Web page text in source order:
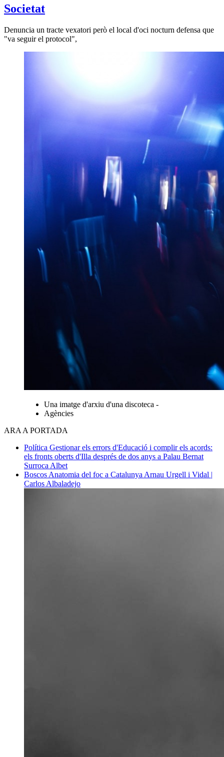
Societat
Denuncia un tracte vexatori però el local d'oci nocturn defensa que
"va seguir el protocol",
Una imatge d'arxiu d'una discoteca -
Agències
ARA A PORTADA
Política Gestionar els errors d'Educació i complir els acords:
els fronts oberts d'Illa després de dos anys a Palau Bernat
Surroca Albet
Boscos Anatomia del foc a Catalunya Arnau Urgell i Vidal |
Carlos Albaladejo